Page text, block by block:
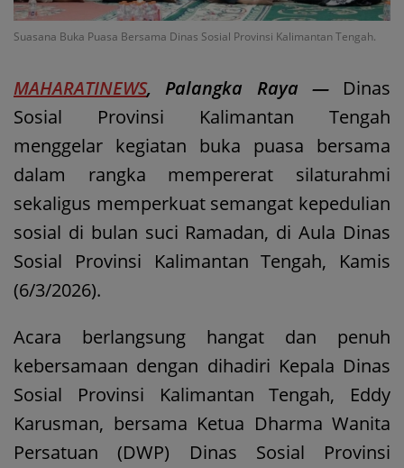
Suasana Buka Puasa Bersama Dinas Sosial Provinsi Kalimantan Tengah.
MAHARATINEWS, Palangka Raya —
Dinas
Sosial Provinsi Kalimantan Tengah
menggelar kegiatan buka puasa bersama
dalam rangka mempererat silaturahmi
sekaligus memperkuat semangat kepedulian
sosial di bulan suci Ramadan, di Aula Dinas
Sosial Provinsi Kalimantan Tengah, Kamis
(6/3/2026).
Acara berlangsung hangat dan penuh
kebersamaan dengan dihadiri Kepala Dinas
Sosial Provinsi Kalimantan Tengah, Eddy
Karusman, bersama Ketua Dharma Wanita
Persatuan (DWP) Dinas Sosial Provinsi